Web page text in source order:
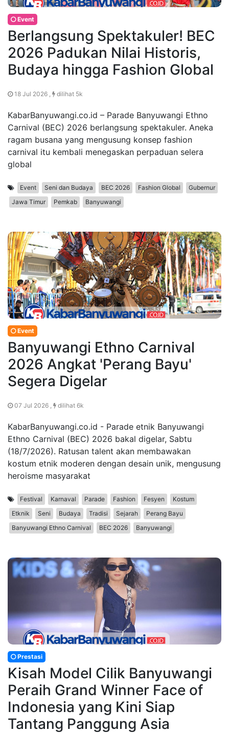
Event
Berlangsung Spektakuler! BEC
2026 Padukan Nilai Historis,
Budaya hingga Fashion Global
18 Jul 2026 , dilihat 5k
KabarBanyuwangi.co.id – Parade Banyuwangi Ethno
Carnival (BEC) 2026 berlangsung spektakuler. Aneka
ragam busana yang mengusung konsep fashion
carnival itu kembali menegaskan perpaduan selera
global
Event Seni dan Budaya BEC 2026 Fashion Global
Gubernur
Jawa Timur
Pemkab Banyuwangi
Event
Banyuwangi Ethno Carnival
2026 Angkat 'Perang Bayu'
Segera Digelar
07 Jul 2026 , dilihat 6k
KabarBanyuwangi.co.id - Parade etnik Banyuwangi
Ethno Carnival (BEC) 2026 bakal digelar, Sabtu
(18/7/2026). Ratusan talent akan membawakan
kostum etnik moderen dengan desain unik, mengusung
heroisme masyarakat
Festival Karnaval Parade Fashion Fesyen
Kostum
Etknik
Seni Budaya Tradisi Sejarah
Perang Bayu
Banyuwangi Ethno Carnival
BEC 2026 Banyuwangi
Prestasi
Kisah Model Cilik Banyuwangi
Peraih Grand Winner Face of
Indonesia yang Kini Siap
Tantang Panggung Asia